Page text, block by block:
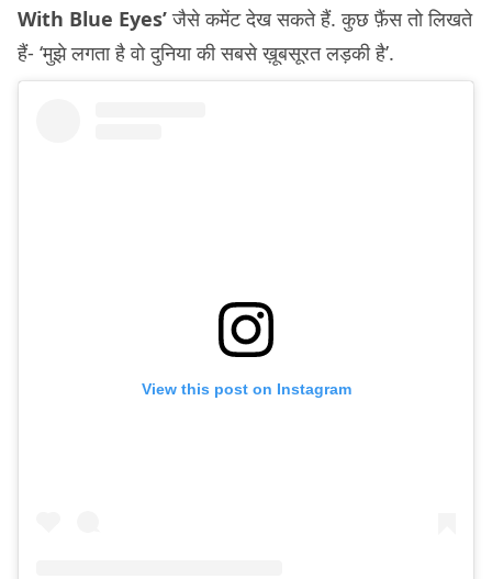
With Blue Eyes’जैसे कमेंट देख सकते हैं. कुछ फ़ैंस तो लिखते
हैं- ‘मुझे लगता है वो दुनिया की सबसे ख़ूबसूरत लड़की है’.
View this post on Instagram